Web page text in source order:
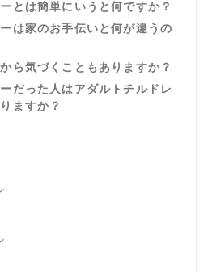
とは簡単にいうと何ですか？
は家のお手伝いと何が違うの
ら気づくこともありますか？
だった人はアダルトチルドレ
ますか？